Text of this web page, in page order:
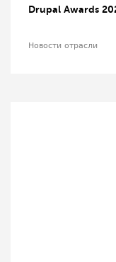
Drupal Awards
Новости отрасли